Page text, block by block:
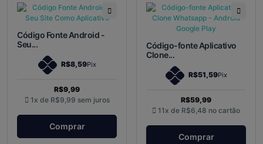
Código Fonte Android -
Seu...
R$8,59Pix
R$9,99
1x de R$9,99 sem juros
Comprar
Código-fonte Aplicativo
Clone...
R$51,59Pix
R$59,99
11x de R$6,48 no cartão
Comprar